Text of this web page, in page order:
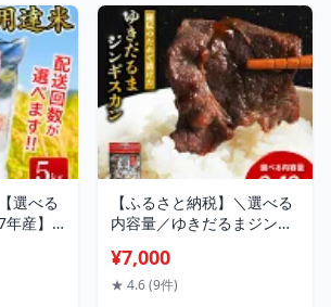
ー施設
ーボー
選べる
産】
白米
リ ご
【ふるさと納税】＼選べる
内容量／ゆきだるまジンギ
ン 羊肉 焼肉 焼き肉 バーベ
キュー BBQ 小分け 個包装
¥7,000
★ 4.6 (9件)